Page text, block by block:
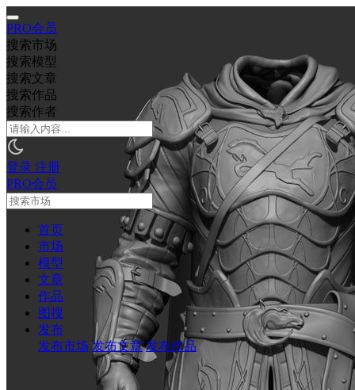
PRO会员
搜索市场
搜索模型
搜索文章
搜索作品
搜索作者
登录 注册
PRO会员
首页
市场
模型
文章
作品
图搜
发布
发布市场 发布文章 发布作品